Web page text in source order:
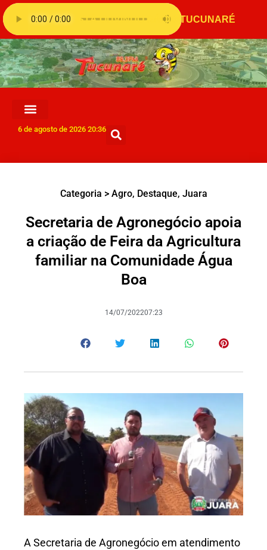
6 de agosto de 2026 20:36
Categoria > Agro, Destaque, Juara
Secretaria de Agronegócio apoia
a criação de Feira da Agricultura
familiar na Comunidade Água
Boa
14/07/202207:23
A Secretaria de Agronegócio em atendimento